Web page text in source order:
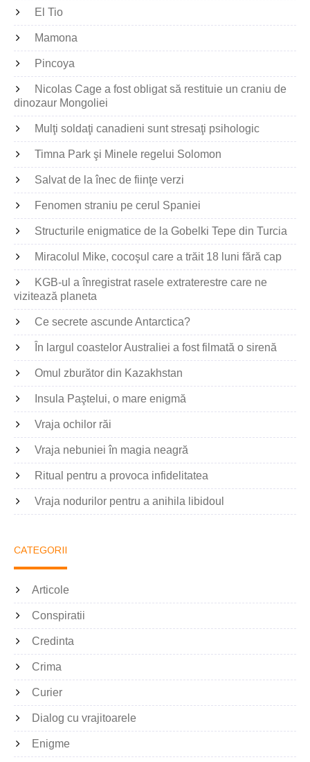
El Tio
Mamona
Pincoya
Nicolas Cage a fost obligat să restituie un craniu de
dinozaur Mongoliei
Mulţi soldaţi canadieni sunt stresaţi psihologic
Timna Park şi Minele regelui Solomon
Salvat de la înec de fiinţe verzi
Fenomen straniu pe cerul Spaniei
Structurile enigmatice de la Gobelki Tepe din Turcia
Miracolul Mike, cocoşul care a trăit 18 luni fără cap
KGB-ul a înregistrat rasele extraterestre care ne
vizitează planeta
Ce secrete ascunde Antarctica?
În largul coastelor Australiei a fost filmată o sirenă
Omul zburător din Kazakhstan
Insula Paştelui, o mare enigmă
Vraja ochilor răi
Vraja nebuniei în magia neagră
Ritual pentru a provoca infidelitatea
Vraja nodurilor pentru a anihila libidoul
CATEGORII
Articole
Conspiratii
Credinta
Crima
Curier
Dialog cu vrajitoarele
Enigme